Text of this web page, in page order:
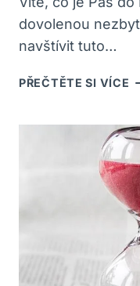
dovolenou
navštívit tuto…
PŘEČTĚTE SI VÍCE